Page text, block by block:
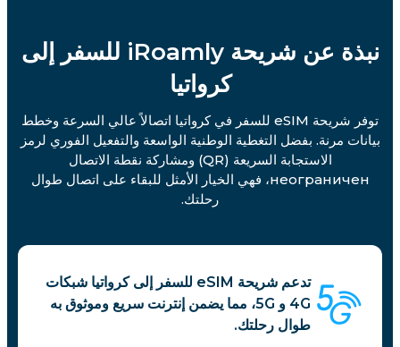
نبذة عن شريحة iRoamly للسفر إلى
كرواتيا
توفر شريحة eSIM للسفر في كرواتيا اتصالاً عالي السرعة وخطط
بيانات مرنة. بفضل التغطية الوطنية الواسعة والتفعيل الفوري لرمز
الاستجابة السريعة (QR) ومشاركة نقطة الاتصال
неограничен، فهي الخيار الأمثل للبقاء على اتصال طوال
رحلتك.
تدعم شريحة eSIM للسفر إلى كرواتيا شبكات
4G و 5G، مما يضمن إنترنت سريع وموثوق به
طوال رحلتك.